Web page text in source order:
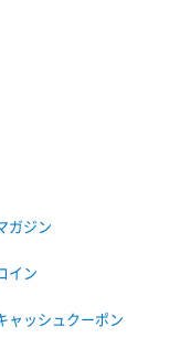
ガジン
イン
ャッシュクーポン